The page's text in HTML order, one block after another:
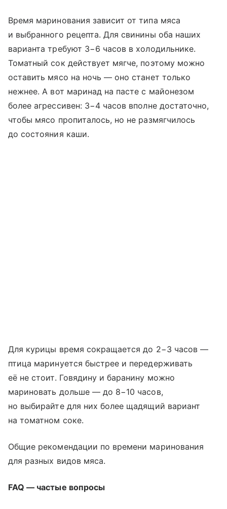
Время маринования зависит от типа мяса
и выбранного рецепта. Для свинины оба наших
варианта требуют 3−6 часов в холодильнике.
Томатный сок действует мягче, поэтому можно
оставить мясо на ночь — оно станет только
нежнее. А вот маринад на пасте с майонезом
более агрессивен: 3−4 часов вполне достаточно,
чтобы мясо пропиталось, но не размягчилось
до состояния каши.
Для курицы время сокращается до 2−3 часов —
птица маринуется быстрее и передерживать
её не стоит. Говядину и баранину можно
мариновать дольше — до 8−10 часов,
но выбирайте для них более щадящий вариант
на томатном соке.
Общие рекомендации по времени маринования
для разных видов мяса.
FAQ — частые вопросы